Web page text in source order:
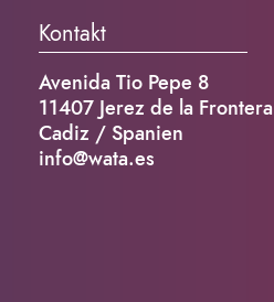
Kontakt
Avenida Tio Pepe 8
11407 Jerez de la Frontera
Cadiz / Spanien
info@wata.es